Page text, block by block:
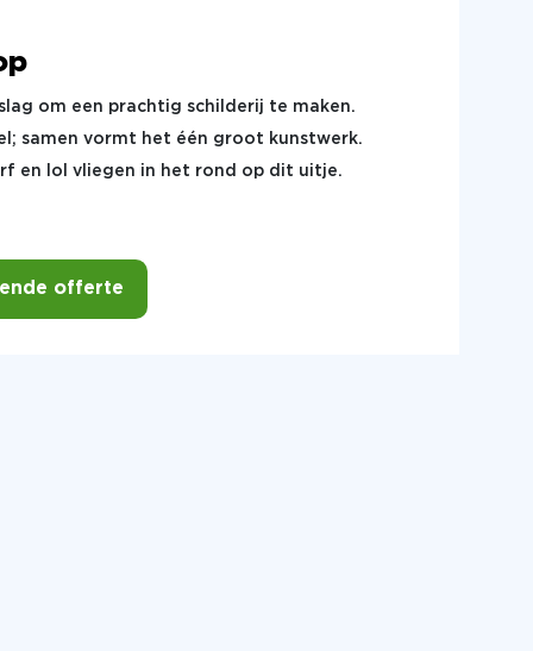
om een prachtig schilderij te maken.
samen vormt het één groot kunstwerk.
en lol vliegen in het rond op dit uitje.
offerte